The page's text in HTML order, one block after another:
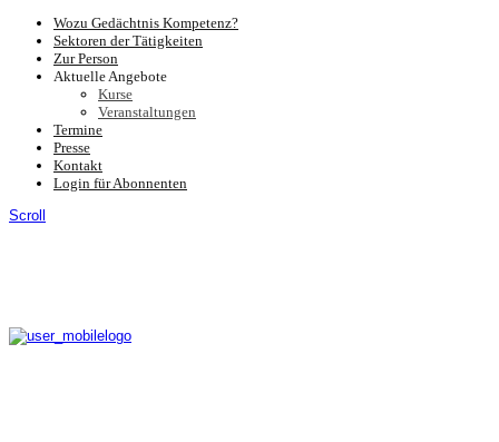
Wozu Gedächtnis Kompetenz?
Sektoren der Tätigkeiten
Zur Person
Aktuelle Angebote
Kurse
Veranstaltungen
Termine
Presse
Kontakt
Login für Abonnenten
Scroll